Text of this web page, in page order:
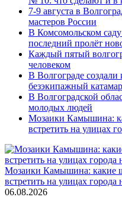
7-9 августа в
мастеров России
В Комсомольском
последний пролёт
Каждый пятый
человеком
В Волгограде создали
безэкипажный
В Волгоградской
молодых людей
Мозаики Камышина:
встретить на улицах
Мозаики Камышина: какие
встретить на улицах города
06.08.2026